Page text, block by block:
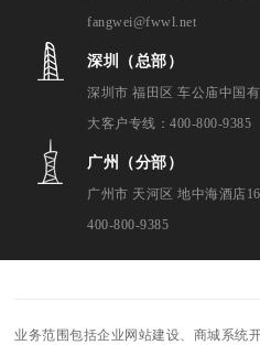
fangwei@fwwl.net
深圳（总部）
深圳市 福田区 车公庙中国
大客户专线：400-800-9385
广州（分部）
广州市 天河区 地中海酒店
400-800-9385
业务范围包括企业网站建设、商城系统